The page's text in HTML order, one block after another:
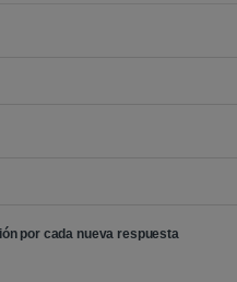
por cada nueva respuesta